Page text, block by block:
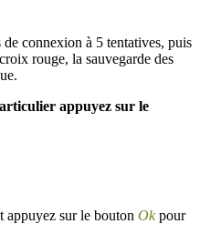
connexion à 5 tentatives, puis
rouge, la sauvegarde des
appuyez sur le
appuyez sur le bouton Ok pour